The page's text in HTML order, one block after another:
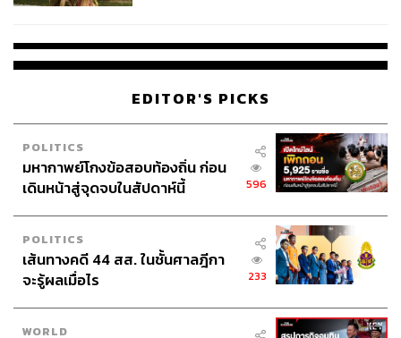
EDITOR'S PICKS
POLITICS
มหากาพย์โกงข้อสอบท้องถิ่น ก่อน
เดินหน้าสู่จุดจบในสัปดาห์นี้
596
POLITICS
เส้นทางคดี 44 สส. ในชั้นศาลฎีกา
จะรู้ผลเมื่อไร
233
WORLD